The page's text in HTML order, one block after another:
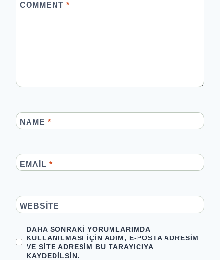
COMMENT *
NAME *
EMAIL *
WEBSITE
DAHA SONRAKI YORUMLARIMDA
KULLANILMASI IÇIN ADIM, E-POSTA ADRESIM
VE SITE ADRESIM BU TARAYICIYA
KAYDEDILSIN.